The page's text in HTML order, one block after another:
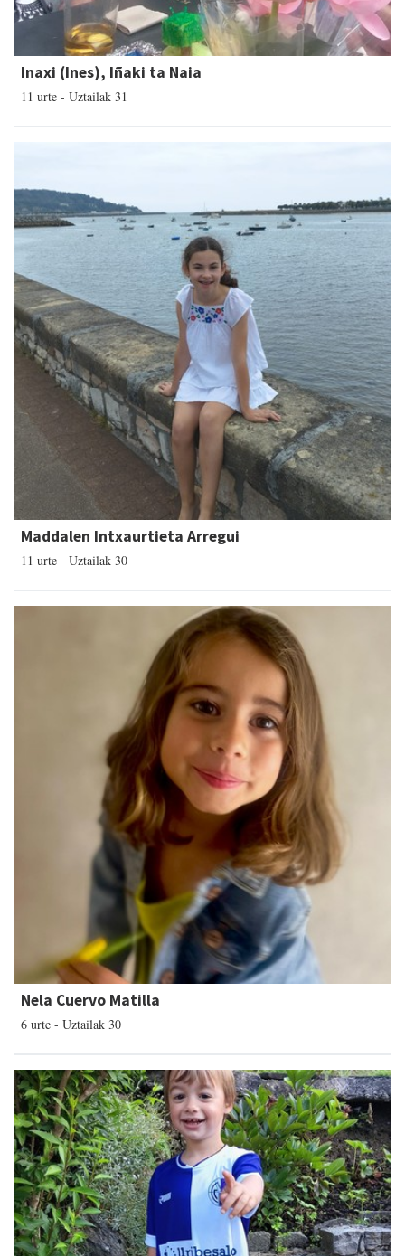
Inaxi (Ines), Iñaki ta Naia
11 urte - Uztailak 31
Maddalen Intxaurtieta Arregui
11 urte - Uztailak 30
Nela Cuervo Matilla
6 urte - Uztailak 30